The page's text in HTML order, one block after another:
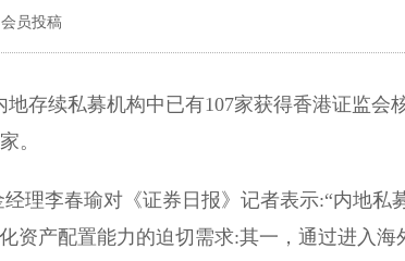
员投稿
存续私募机构中已有107家获得香港证监会
。
理李春瑜对《证券日报》记者表示:“内地私
资产配置能力的迫切需求:其一，通过进入海